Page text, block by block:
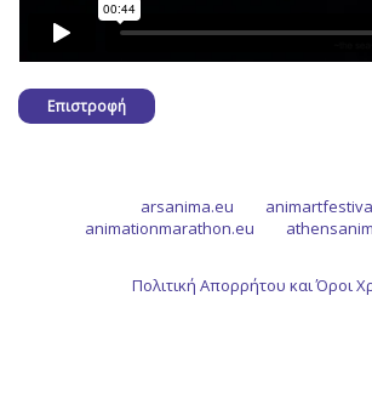
Επιστροφή
arsanima.eu
animationmarathon.eu
Πολιτική Απορρήτου και Όροι